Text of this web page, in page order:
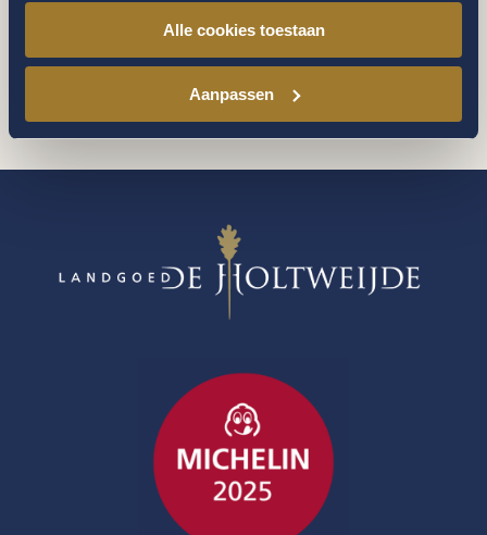
Alle cookies toestaan
Aanpassen
DOEL: € 2500,00